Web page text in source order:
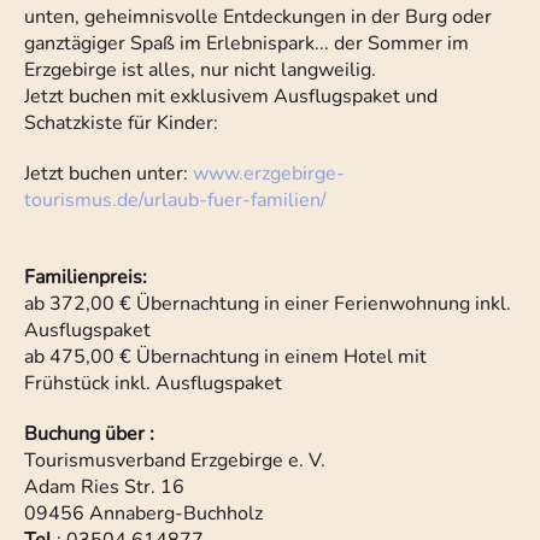
unten, geheimnisvolle Entdeckungen in der Burg oder
ganztägiger Spaß im Erlebnispark... der Sommer im
Erzgebirge ist alles, nur nicht langweilig.
Jetzt buchen mit exklusivem Ausflugspaket und
Schatzkiste für Kinder:
Jetzt buchen unter: www.erzgebirge-
tourismus.de/urlaub-fuer-familien/
Familienpreis:
ab 372,00 € Übernachtung in einer Ferienwohnung inkl.
Ausflugspaket
ab 475,00 € Übernachtung in einem Hotel mit
Frühstück inkl. Ausflugspaket
Buchung über :
Tourismusverband Erzgebirge e. V.
Adam Ries Str. 16
09456 Annaberg-Buchholz